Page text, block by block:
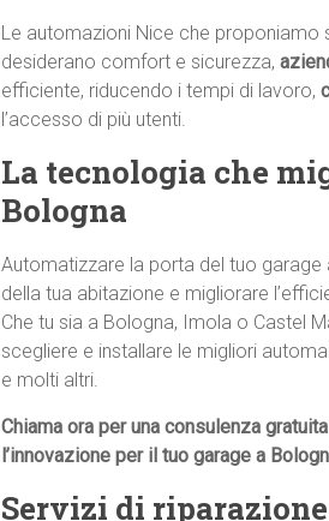
Le automazioni Nice che proponiamo
desiderano comfort e sicurezza,
efficiente, riducendo i tempi di lavoro,
l’accesso di più utenti.
La tecnologia che
Bologna
Automatizzare la porta del tuo
della tua abitazione e migliorare
Che tu sia a Bologna, Imola o Castel
scegliere e installare le migliori
e molti altri.
Chiama ora per una consulenza
l’innovazione per il tuo garage a
Servizi di